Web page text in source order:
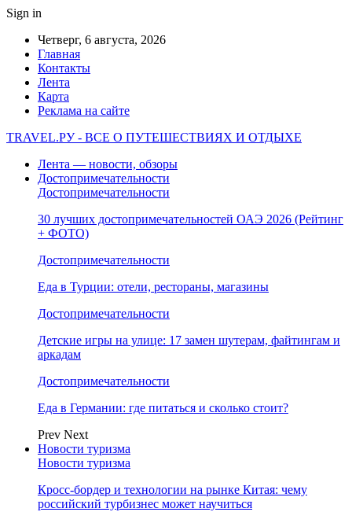
Sign in
Четверг, 6 августа, 2026
Главная
Контакты
Лента
Карта
Реклама на сайте
TRAVEL.РУ - ВСЕ О ПУТЕШЕСТВИЯХ И ОТДЫХЕ
Лента — новости, обзоры
Достопримечательности
Достопримечательности
30 лучших достопримечательностей ОАЭ 2026 (Рейтинг
+ ФОТО)
Достопримечательности
Еда в Турции: отели, рестораны, магазины
Достопримечательности
Детские игры на улице: 17 замен шутерам, файтингам и
аркадам
Достопримечательности
Еда в Германии: где питаться и сколько стоит?
Prev Next
Новости туризма
Новости туризма
Кросс-бордер и технологии на рынке Китая: чему
российский турбизнес может научиться